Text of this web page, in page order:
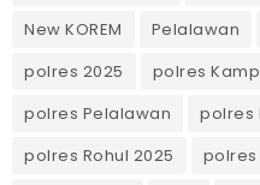
New KOREM
Pelalawan
polres 2025
polres
polres Pelalawan
polres
polres Rohul 2025
polres